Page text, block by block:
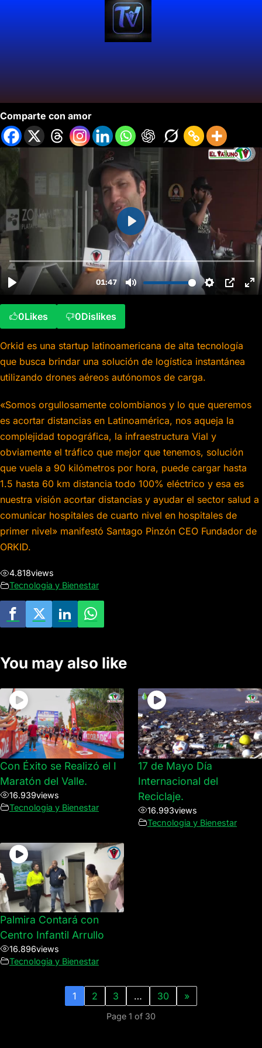
Comparte con amor
0Likes 0Dislikes
Orkid es una startup latinoamericana de alta tecnología
que busca brindar una solución de logística instantánea
utilizando drones aéreos autónomos de carga.
«Somos orgullosamente colombianos y lo que queremos
es acortar distancias en Latinoamérica, nos aqueja la
complejidad topográfica, la infraestructura Vial y
obviamente el tráfico que mejor que tenemos, solución
que vuela a 90 kilómetros por hora, puede cargar hasta
1.5 hasta 60 km distancia todo 100% eléctrico y esa es
nuestra visión acortar distancias y ayudar el sector salud a
comunicar hospitales de cuarto nivel en hospitales de
primer nivel» manifestó Santago Pinzón CEO Fundador de
ORKID.
4.818views
Tecnologia y Bienestar
You may also like
Con Éxito se Realizó el I
Maratón del Valle.
16.939views
Tecnologia y Bienestar
17 de Mayo Día
Internacional del
Reciclaje.
16.993views
Tecnologia y Bienestar
Palmira Contará con
Centro Infantil Arrullo
16.896views
Tecnologia y Bienestar
1 2 3 … 30 »
Page 1 of 30